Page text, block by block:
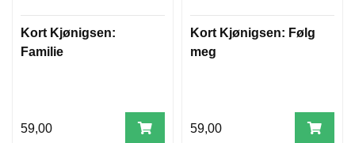
Kort Kjønigsen:
Familie
59,00
Kort Kjønigsen: Følg
meg
59,00